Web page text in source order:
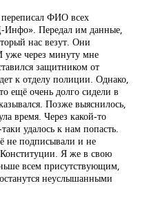
переписал ФИО всех
Передал им данные,
нас везут. Они
уже через минуту мне
защитником от
к отделу полиции. Однако,
ещё очень долго сидели в
Позже выяснилось,
время. Через какой-то
удалось к нам попасть.
не подписывали и не
Конституции. Я же в свою
всем присутствующим,
неуслышанными